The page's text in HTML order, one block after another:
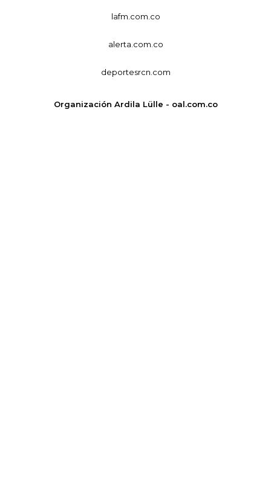
lafm.com.co
alerta.com.co
deportesrcn.com
Organización Ardila Lülle - oal.com.co